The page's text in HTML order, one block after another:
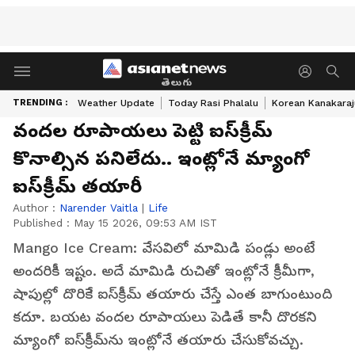
తెలుగు
TRENDING : Weather Update Today Rasi Phalalu Korean
వంద‌ల రూపాయ‌లు పెట్టి ఐస్‌క్రీమ్
కొనాల్సిన ప‌నిలేదు.. ఇంట్లోనే మ్యాంగో
ఐస్‌క్రీమ్ త‌యారీ
Author : Narender Vaitla | Life
Published : May 15 2026, 09:53 AM IST
Mango Ice Cream: వేసవిలో మామిడి పండ్లు అంటే
అందరికీ ఇష్టం. అదే మామిడి రుచితో ఇంట్లోనే క్రీమీగా,
షాపుల్లో దొరికే ఐస్‌క్రీమ్ తయారు చేస్తే ఎంత బాగుంటుంది
క‌దూ. బయట వందల రూపాయలు పెడితే కానీ దొరకని
మ్యాంగో ఐస్‌క్రీమ్‌ను ఇంట్లోనే తయారు చేసుకోవచ్చు.